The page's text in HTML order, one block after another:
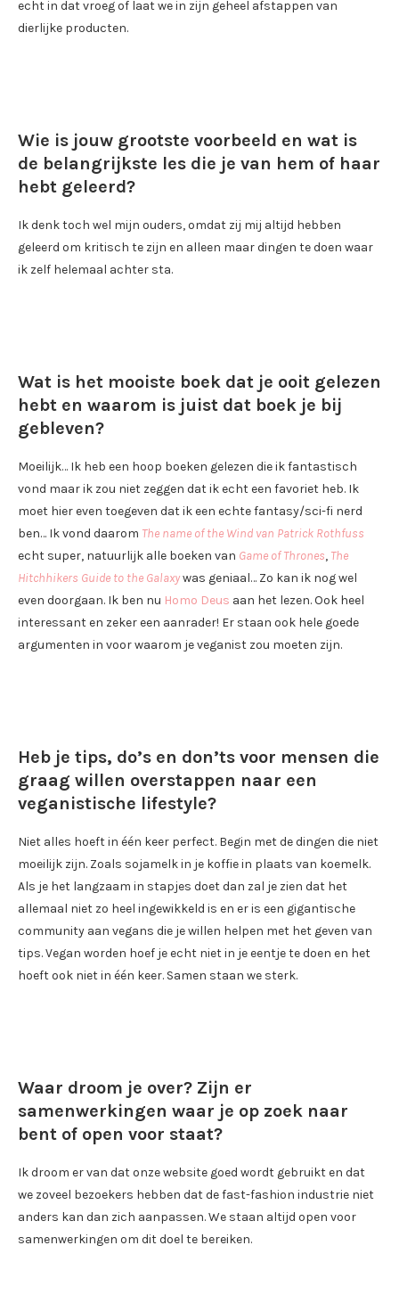
echt in dat vroeg of laat we in zijn geheel afstappen van
dierlijke producten.
Wie is jouw grootste voorbeeld en wat is
de belangrijkste les die je van hem of haar
hebt geleerd?
Ik denk toch wel mijn ouders, omdat zij mij altijd hebben
geleerd om kritisch te zijn en alleen maar dingen te doen waar
ik zelf helemaal achter sta.
Wat is het mooiste boek dat je ooit gelezen
hebt en waarom is juist dat boek je bij
gebleven?
Moeilijk… Ik heb een hoop boeken gelezen die ik fantastisch
vond maar ik zou niet zeggen dat ik echt een favoriet heb. Ik
moet hier even toegeven dat ik een echte fantasy/sci-fi nerd
ben… Ik vond daarom The name of the Wind van Patrick Rothfuss
echt super, natuurlijk alle boeken van Game of Thrones, The
Hitchhikers Guide to the Galaxywas geniaal… Zo kan ik nog wel
even doorgaan. Ik ben nu Homo Deus aan het lezen. Ook heel
interessant en zeker een aanrader! Er staan ook hele goede
argumenten in voor waarom je veganist zou moeten zijn.
Heb je tips, do’s en don’ts voor mensen die
graag willen overstappen naar een
veganistische lifestyle?
Niet alles hoeft in één keer perfect. Begin met de dingen die niet
moeilijk zijn. Zoals sojamelk in je koffie in plaats van koemelk.
Als je het langzaam in stapjes doet dan zal je zien dat het
allemaal niet zo heel ingewikkeld is en er is een gigantische
community aan vegans die je willen helpen met het geven van
tips. Vegan worden hoef je echt niet in je eentje te doen en het
hoeft ook niet in één keer. Samen staan we sterk.
Waar droom je over? Zijn er
samenwerkingen waar je op zoek naar
bent of open voor staat?
Ik droom er van dat onze website goed wordt gebruikt en dat
we zoveel bezoekers hebben dat de fast-fashion industrie niet
anders kan dan zich aanpassen. We staan altijd open voor
samenwerkingen om dit doel te bereiken.